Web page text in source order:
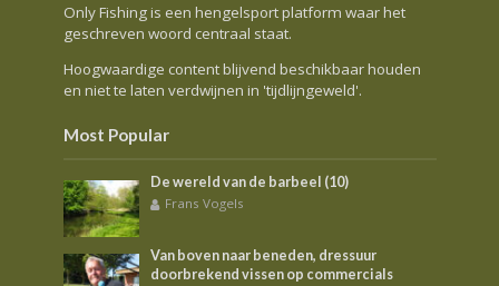
Only Fishing is een hengelsport platform waar het
geschreven woord centraal staat.
Hoogwaardige content blijvend beschikbaar houden
en niet te laten verdwijnen in 'tijdlijngeweld'.
Most Popular
De wereld van de barbeel (10)
Frans Vogels
Van boven naar beneden, dressuur
doorbrekend vissen op commercials